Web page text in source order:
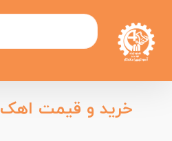
خرید و قیمت اهک